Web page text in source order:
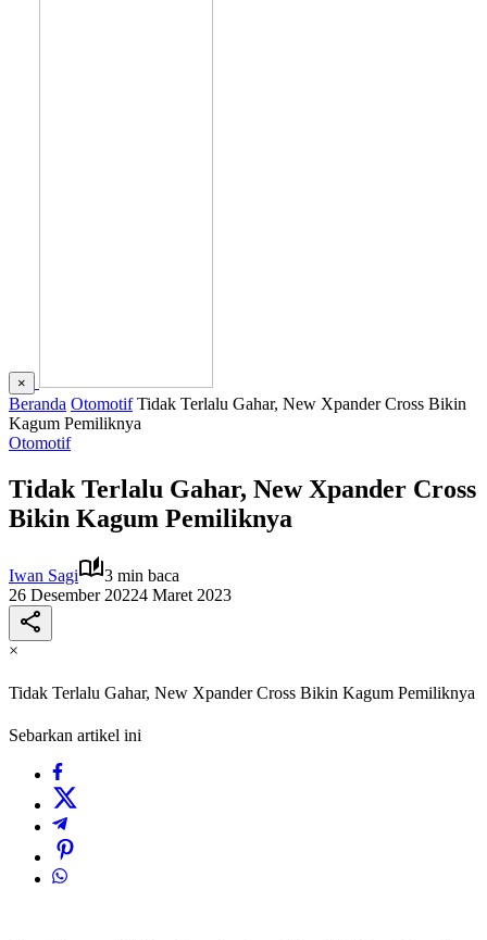
×
Beranda Otomotif Tidak Terlalu Gahar, New Xpander Cross Bikin
Kagum Pemiliknya
Otomotif
Tidak Terlalu Gahar, New Xpander Cross
Bikin Kagum Pemiliknya
Iwan Sagi
3 min baca
26 Desember 20224 Maret 2023
×
Tidak Terlalu Gahar, New Xpander Cross Bikin Kagum Pemiliknya
Sebarkan artikel ini